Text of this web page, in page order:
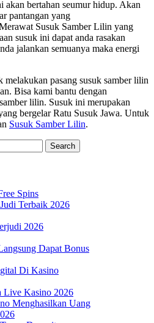
akan bertahan seumur hidup. Akan
pantangan yang
Susuk Samber Lilin yang
susuk ini dapat anda rasakan
jalankan semuanya maka energi
pasang susuk samber lilin
Bisa kami bantu dengan
lilin. Susuk ini merupakan
bergelar Ratu Susuk Jawa. Untuk
Susuk Samber Lilin.
Spins
Terbaik 2026
2026
Dapat Bonus
Di Kasino
Live Kasino 2026
Menghasilkan Uang